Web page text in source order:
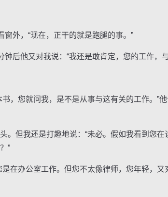
外，“现在，正干的就是跑腿的事。”
后他又对我说：“我还是敢肯定，您的工作，
您就问我，是不是从事与这有关的工作。”他
但我还是打趣地说：“未必。假如我看到您在
”
办公室工作。但您不太像律师，您年轻，又